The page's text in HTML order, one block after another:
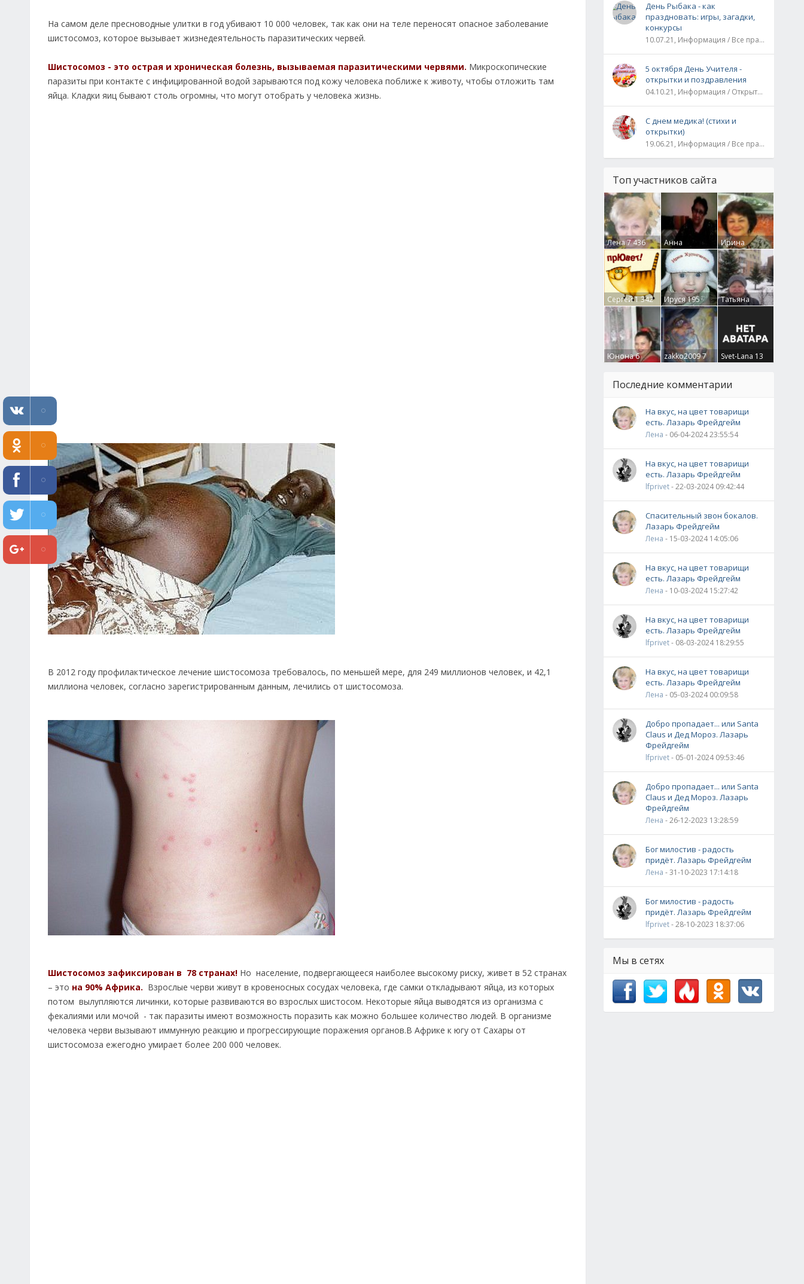
На самом деле пресноводные улитки в год убивают 10 000 человек, так как они на теле переносят опасное заболевание
шистосомоз, которое вызывает жизнедеятельность паразитических червей.
Шистосомоз - это острая и хроническая болезнь, вызываемая паразитическими червями. Микроскопические
паразиты при контакте с инфицированной водой зарываются под кожу человека поближе к животу, чтобы отложить там
яйца. Кладки яиц бывают столь огромны, что могут отобрать у человека жизнь.
В 2012 году профилактическое лечение шистосомоза требовалось, по меньшей мере, для 249 миллионов человек, и 42,1
миллиона человек, согласно зарегистрированным данным, лечились от шистосомоза.
Шистосомоз зафиксирован в 78 странах! Но население, подвергающееся наиболее высокому риску, живет в 52 странах
– это на 90% Африка. Взрослые черви живут в кровеносных сосудах человека, где самки откладывают яйца, из которых
потом вылупляются личинки, которые развиваются во взрослых шистосом. Некоторые яйца выводятся из организма с
фекалиями или мочой - так паразиты имеют возможность поразить как можно большее количество людей. В организме
человека черви вызывают иммунную реакцию и прогрессирующие поражения органов.В Африке к югу от Сахары от
шистосомоза ежегодно умирает более 200 000 человек.
День Рыбака - как
праздновать: игры, загадки,
конкурсы
10.07.21, Информация / Все праздники
5 октября День Учителя -
открытки и поздравления
04.10.21, Информация / Открытки / Все праздники
С днем медика! (стихи и
открытки)
19.06.21, Информация / Все праздники
Топ участников сайта
Лена7 436
Анна
Гумлевая0
Ирина
Бруцкая41
Сергей1 342 Ируся195
Татьяна
Крючкова0
Юнона6 zakko20097 Svet-Lana 13
Последние комментарии
На вкус, на цвет товарищи
есть. Лазарь Фрейдгейм
Лена - 06-04-2024 23:55:54
На вкус, на цвет товарищи
есть. Лазарь Фрейдгейм
lfprivet- 22-03-2024 09:42:44
Спасительный звон бокалов.
Лазарь Фрейдгейм
Лена - 15-03-2024 14:05:06
На вкус, на цвет товарищи
есть. Лазарь Фрейдгейм
Лена - 10-03-2024 15:27:42
На вкус, на цвет товарищи
есть. Лазарь Фрейдгейм
lfprivet- 08-03-2024 18:29:55
На вкус, на цвет товарищи
есть. Лазарь Фрейдгейм
Лена - 05-03-2024 00:09:58
Добро пропадает... или Santa
Claus и Дед Мороз. Лазарь
Фрейдгейм
lfprivet- 05-01-2024 09:53:46
Добро пропадает... или Santa
Claus и Дед Мороз. Лазарь
Фрейдгейм
Лена - 26-12-2023 13:28:59
Бог милостив - радость
придёт. Лазарь Фрейдгейм
Лена - 31-10-2023 17:14:18
Бог милостив - радость
придёт. Лазарь Фрейдгейм
lfprivet- 28-10-2023 18:37:06
Мы в сетях